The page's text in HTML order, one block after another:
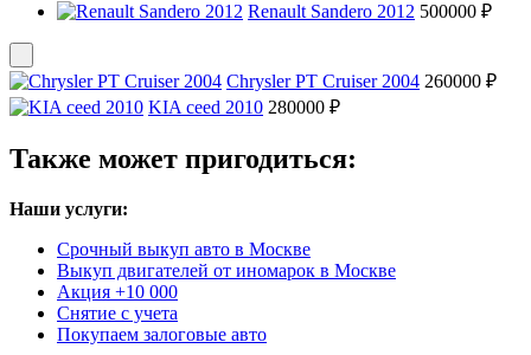
Renault Sandero 2012 500000 ₽
Chrysler PT Cruiser 2004 260000 ₽
KIA ceed 2010 280000 ₽
Также может пригодиться:
Наши услуги:
Срочный выкуп авто в Москве
Выкуп двигателей от иномарок в Москве
Акция +10 000
Снятие с учета
Покупаем залоговые авто